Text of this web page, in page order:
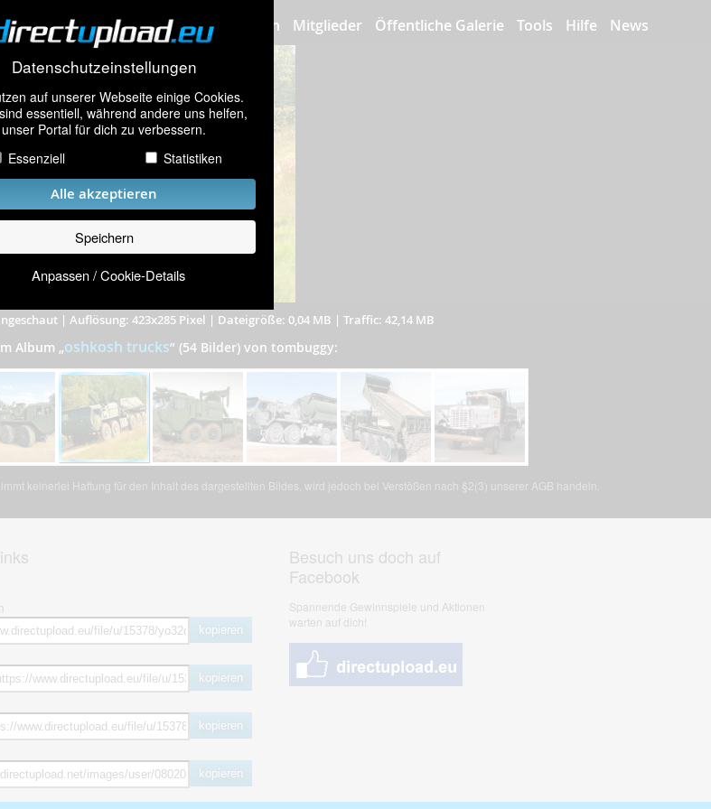
Datenschutzeinstellungen
auf unserer Webseite einige Cookies.
essentiell, während andere uns helfen,
unser Portal für dich zu verbessern.
Essenziell
Statistiken
Alle akzeptieren
Speichern
Anpassen / Cookie-Details
Bilder hochladen Mitglieder Öffentliche Galerie Tools Hilfe News
| Auflösung: 423x285 Pixel | Dateigröße: 0,04 MB | Traffic: 42,14 MB
Album „oshkosh trucks” (54 Bilder) von tombuggy:
keinerlei Haftung für den Inhalt des dargestellten Bildes, wird jedoch bei Verstößen nach §2(3) unserer AGB handeln.
kopieren
kopieren
kopieren
kopieren
Besuch uns doch auf
Facebook
Spannende Gewinnspiele und Aktionen
warten auf dich!